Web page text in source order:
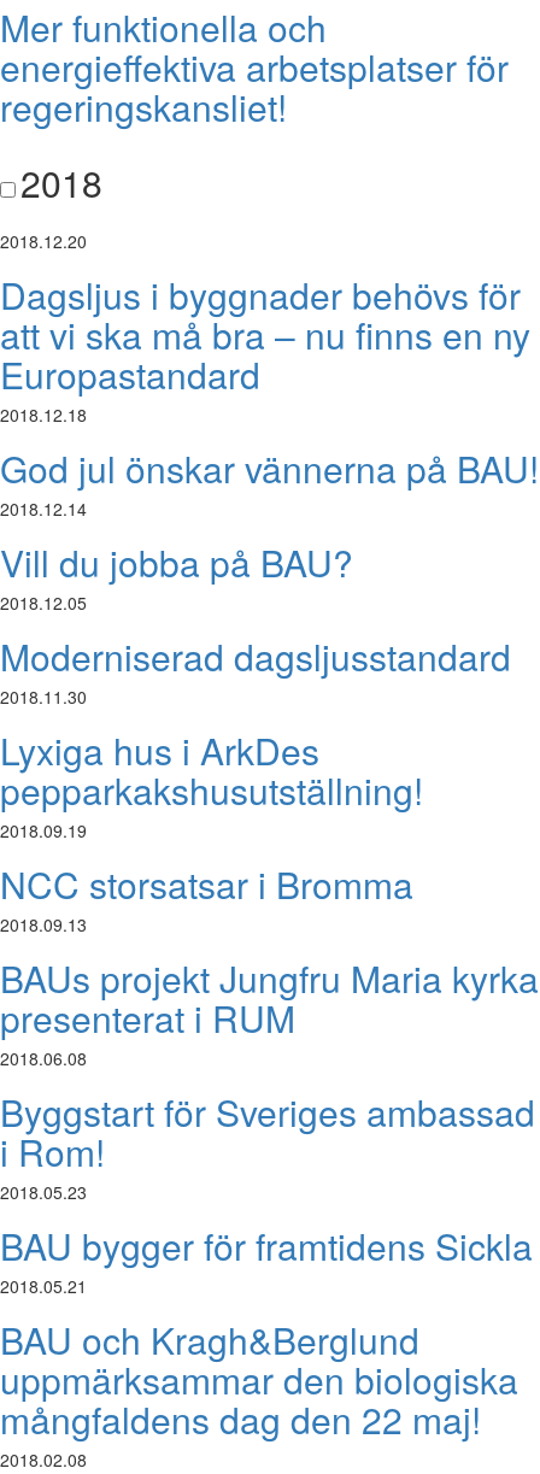
Mer funktionella och
energieffektiva arbetsplatser för
regeringskansliet!
2018
2018.12.20
Dagsljus i byggnader behövs för
att vi ska må bra – nu finns en ny
Europastandard
2018.12.18
God jul önskar vännerna på BAU!
2018.12.14
Vill du jobba på BAU?
2018.12.05
Moderniserad dagsljusstandard
2018.11.30
Lyxiga hus i ArkDes
pepparkakshusutställning!
2018.09.19
NCC storsatsar i Bromma
2018.09.13
BAUs projekt Jungfru Maria kyrka
presenterat i RUM
2018.06.08
Byggstart för Sveriges ambassad
i Rom!
2018.05.23
BAU bygger för framtidens Sickla
2018.05.21
BAU och Kragh&Berglund
uppmärksammar den biologiska
mångfaldens dag den 22 maj!
2018.02.08